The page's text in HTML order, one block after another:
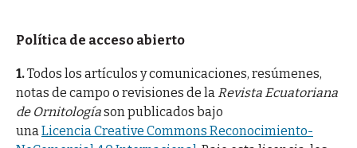
Política de acceso abierto
1.Todos los artículos y comunicaciones, resúmenes,
notas de campo o revisiones de la Revista Ecuatoriana
de Ornitologíason publicados bajo
unaLicencia Creative Commons Reconocimiento-